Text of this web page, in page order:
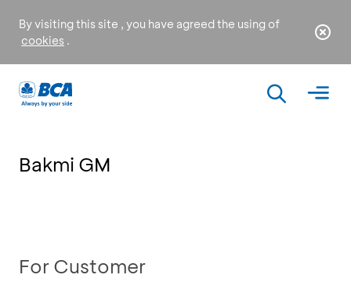
By visiting this site , you have agreed the using of
cookies .
Bakmi GM
For Customer